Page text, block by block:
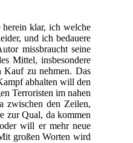
herein klar, ich welche
und ich bedauere
missbraucht seine
Mittel, insbesondere
Kauf zu nehmen. Das
abhalten will den
Terroristen im nahen
zwischen den Zeilen,
zur Qual, da kommen
will er mehr neue
großen Worten wird